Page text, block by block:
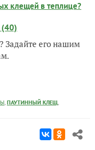
клещей в теплице?
(40)
Задайте его нашим
, ПАУТИННЫЙ КЛЕЩ,